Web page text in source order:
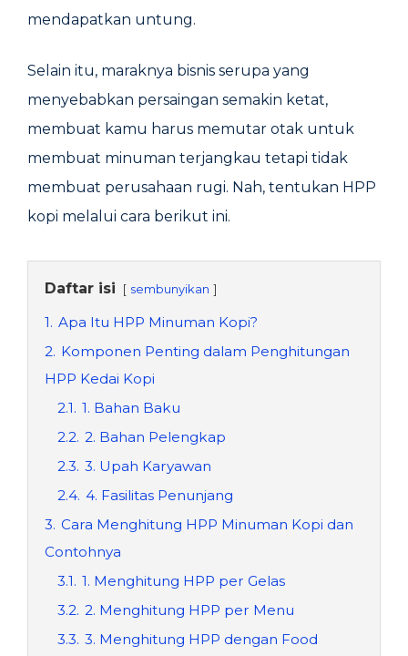
mendapatkan untung.
Selain itu, maraknya bisnis serupa yang
menyebabkan persaingan semakin ketat,
membuat kamu harus memutar otak untuk
membuat minuman terjangkau tetapi tidak
membuat perusahaan rugi. Nah, tentukan HPP
kopi melalui cara berikut ini.
Daftar isi sembunyikan
1. Apa Itu HPP Minuman Kopi?
2. Komponen Penting dalam Penghitungan
HPP Kedai Kopi
2.1. 1. Bahan Baku
2.2. 2. Bahan Pelengkap
2.3. 3. Upah Karyawan
2.4. 4. Fasilitas Penunjang
3. Cara Menghitung HPP Minuman Kopi dan
Contohnya
3.1. 1. Menghitung HPP per Gelas
3.2. 2. Menghitung HPP per Menu
3.3. 3. Menghitung HPP dengan Food